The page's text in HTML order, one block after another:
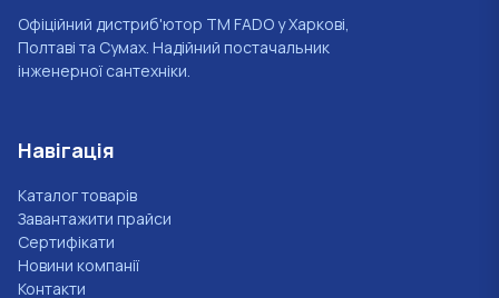
Офіційний дистриб'ютор ТМ FADO у Харкові,
Полтаві та Сумах. Надійний постачальник
інженерної сантехніки.
Навігація
Каталог товарів
Завантажити прайси
Сертифікати
Новини компанії
Контакти